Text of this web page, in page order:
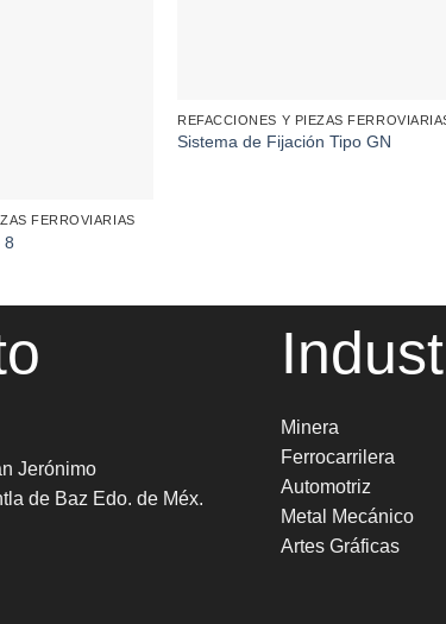
FERROVIARIAS
8
REFACCIONES Y PIEZAS
Sistema de Fijación Tipo GN
Jerónimo
de Baz Edo. de Méx.
Minera
Ferrocarrilera
Automotriz
Metal Mecánico
Artes Gráficas